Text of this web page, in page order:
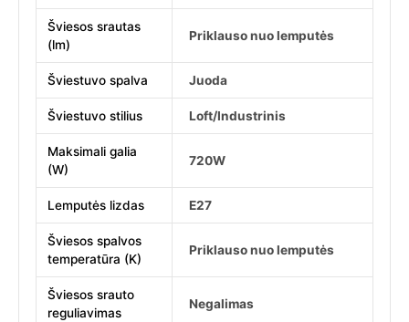
Šviesos srautas
(lm)
Priklauso nuo lemputės
Šviestuvo spalva Juoda
Šviestuvo stilius Loft/Industrinis
Maksimali galia
(W)
720W
Lemputės lizdas E27
Šviesos spalvos
temperatūra (K)
Priklauso nuo lemputės
Šviesos srauto
reguliavimas
Negalimas